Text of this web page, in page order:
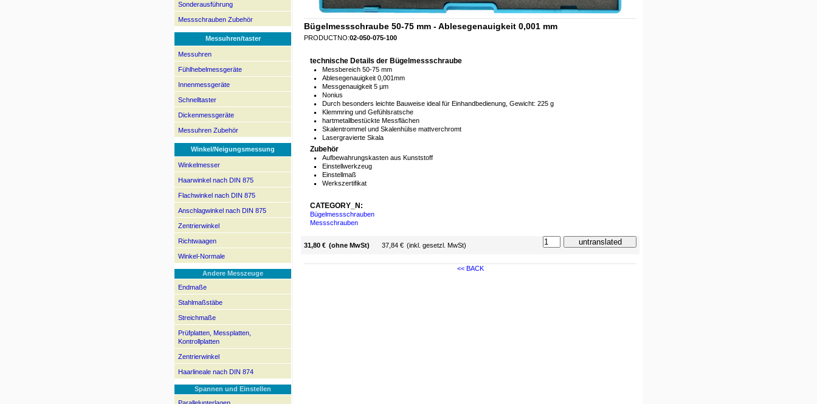
Sonderausführung
Messschrauben Zubehör
Messuhren/taster
Messuhren
Fühlhebelmessgeräte
Innenmessgeräte
Schnelltaster
Dickenmessgeräte
Messuhren Zubehör
Winkel/Neigungsmessung
Winkelmesser
Haarwinkel nach DIN 875
Flachwinkel nach DIN 875
Anschlagwinkel nach DIN 875
Zentrierwinkel
Richtwaagen
Winkel-Normale
Andere Messzeuge
Endmaße
Stahlmaßstäbe
Streichmaße
Prüfplatten, Messplatten,
Kontrollplatten
Zentrierwinkel
Haarlineale nach DIN 874
Spannen und Einstellen
Bügelmessschraube 50-75 mm - Ablesegenauigkeit 0,001 mm
PRODUCTNO:02-050-075-100
technische Details der Bügelmessschraube
Messbereich 50-75 mm
Ablesegenauigkeit 0,001mm
Messgenauigkeit 5 µm
Nonius
Durch besonders leichte Bauweise ideal für Einhandbedienung, Gewicht: 225 g
Klemmring und Gefühlsratsche
hartmetallbestückte Messflächen
Skalentrommel und Skalenhülse mattverchromt
Lasergravierte Skala
Zubehör
Aufbewahrungskasten aus Kunststoff
Einstellwerkzeug
Einstellmaß
Werkszertifikat
CATEGORY_N:
Bügelmessschrauben
Messschrauben
31,80 € (ohne MwSt) 37,84 € (inkl. gesetzl. MwSt)
<< BACK